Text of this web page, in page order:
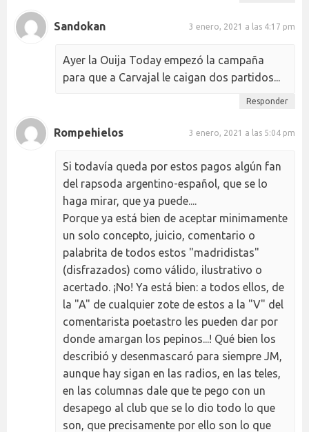
Sandokan 3 enero, 2021 a las 4:17 pm
Ayer la Ouija Today empezó la campaña
para que a Carvajal le caigan dos partidos...
Responder
Rompehielos 3 enero, 2021 a las 5:04 pm
Si todavía queda por estos pagos algún fan
del rapsoda argentino-español, que se lo
haga mirar, que ya puede....
Porque ya está bien de aceptar minimamente
un solo concepto, juicio, comentario o
palabrita de todos estos "madridistas"
(disfrazados) como válido, ilustrativo o
acertado. ¡No! Ya está bien: a todos ellos, de
la "A" de cualquier zote de estos a la "V" del
comentarista poetastro les pueden dar por
donde amargan los pepinos...! Qué bien los
describió y desenmascaró para siempre JM,
aunque hay sigan en las radios, en las teles,
en las columnas dale que te pego con un
desapego al club que se lo dio todo lo que
son, que precisamente por ello son lo que